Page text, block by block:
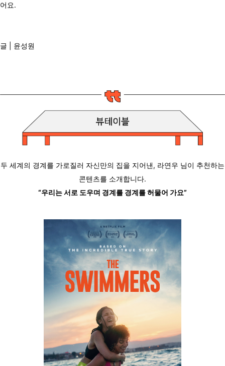
어요.
글 | 윤성원
두 세계의 경계를 가로질러 자신만의 집을 지어낸, 라연우 님이 추천하는
콘텐츠를 소개합니다.
“우리는 서로 도우며 경계를 경계를 허물어 가요”